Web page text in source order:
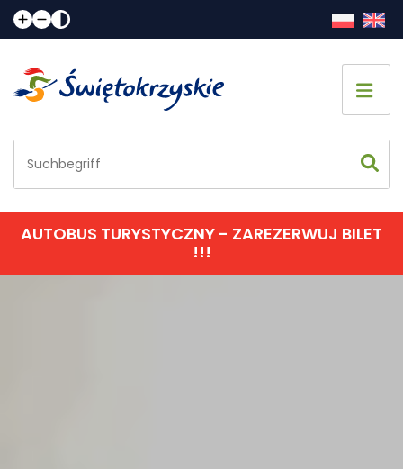
AUTOBUS TURYSTYCZNY - ZAREZERWUJ BILET
!!!